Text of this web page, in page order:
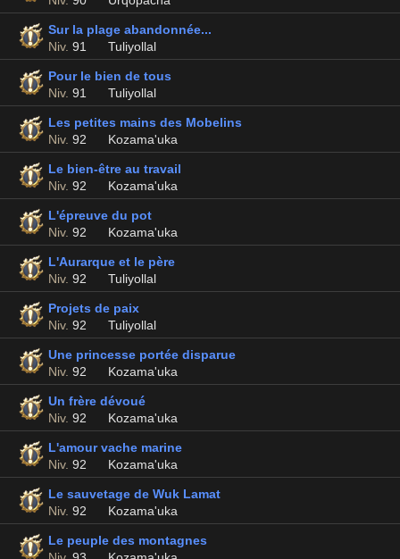
Sur la plage abandonnée...
Niv. 91 Tuliyollal
Pour le bien de tous
Niv. 91 Tuliyollal
Les petites mains des Mobelins
Niv. 92 Kozama'uka
Le bien-être au travail
Niv. 92 Kozama'uka
L'épreuve du pot
Niv. 92 Kozama'uka
L'Aurarque et le père
Niv. 92 Tuliyollal
Projets de paix
Niv. 92 Tuliyollal
Une princesse portée disparue
Niv. 92 Kozama'uka
Un frère dévoué
Niv. 92 Kozama'uka
L'amour vache marine
Niv. 92 Kozama'uka
Le sauvetage de Wuk Lamat
Niv. 92 Kozama'uka
Le peuple des montagnes